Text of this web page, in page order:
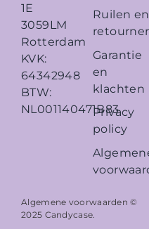
1E
3059LM
Rotterdam
KVK:
64342948
BTW:
NL001140471B83
Ruilen en
Garantie
en
klachten
Privacy
policy
Algemene voorwaarden ©
2025 Candycase